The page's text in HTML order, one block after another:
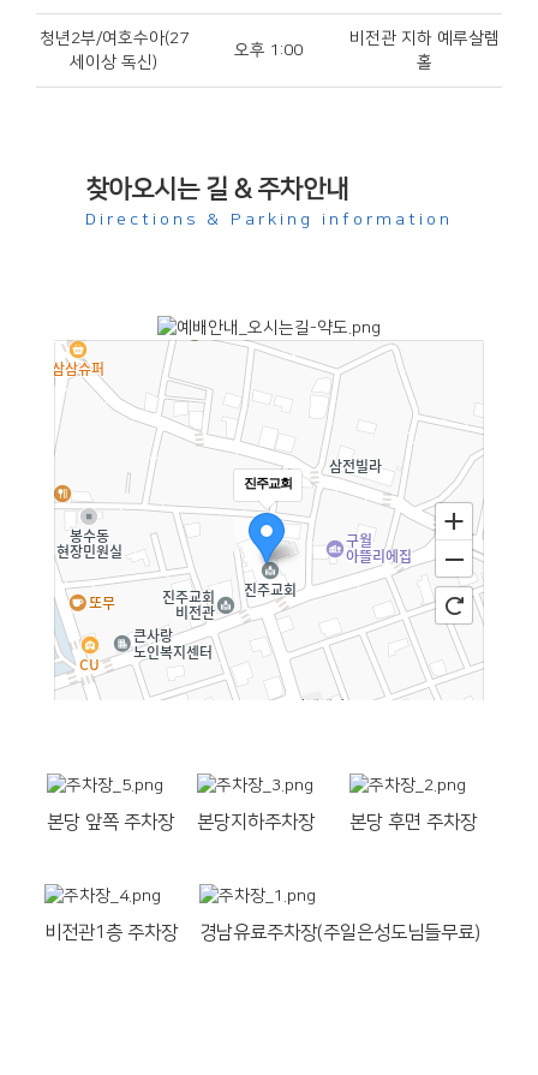
청년2부/여호수아(27
세이상 독신)
오후 1:00
비전관 지하 예루살렘
홀
찾아오시는 길 & 주차안내
Directions & Parking information
진주교회
본당 앞쪽 주차장 본당지하주차장 본당 후면 주차장
비전관1층 주차장 경남유료주차장(주일은성도님들무료)